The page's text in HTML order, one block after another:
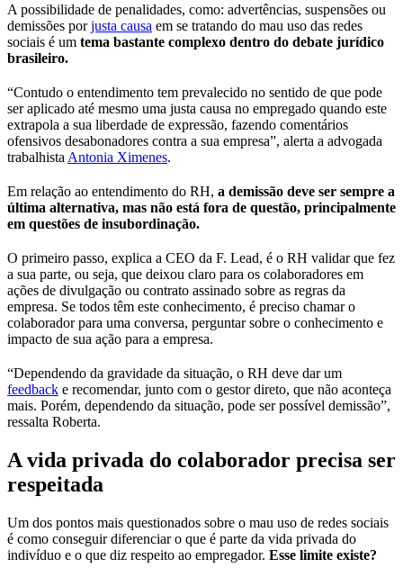
A possibilidade de penalidades, como: advertências, suspensões ou
demissões porjusta causa em se tratando do mau uso das redes
sociais é um tema bastante complexo dentro do debate jurídico
brasileiro.
“Contudo o entendimento tem prevalecido no sentido de que pode
ser aplicado até mesmo uma justa causa no empregado quando este
extrapola a sua liberdade de expressão, fazendo comentários
ofensivos desabonadores contra a sua empresa”, alerta a advogada
trabalhista Antonia Ximenes.
Em relação ao entendimento do RH, a demissão deve ser sempre a
última alternativa, mas não está fora de questão, principalmente
em questões de insubordinação.
O primeiro passo, explica a CEO da F. Lead, é o RH validar que fez
a sua parte, ou seja, que deixou claro para os colaboradores em
ações de divulgação ou contrato assinado sobre as regras da
empresa. Se todos têm este conhecimento, é preciso chamar o
colaborador para uma conversa, perguntar sobre o conhecimento e
impacto de sua ação para a empresa.
“Dependendo da gravidade da situação, o RH deve dar um
feedback e recomendar, junto com o gestor direto, que não aconteça
mais. Porém, dependendo da situação, pode ser possível demissão”,
ressalta Roberta.
A vida privada do colaborador precisa ser
respeitada
Um dos pontos mais questionados sobre o mau uso de redes sociais
é como conseguir diferenciar o que é parte da vida privada do
indivíduo e o que diz respeito ao empregador. Esse limite existe?